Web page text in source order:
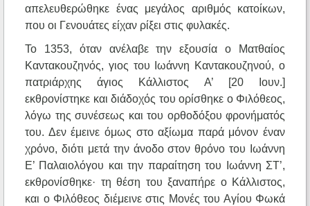
απελευθερώθηκε ένας μεγάλος αριθμός κατοίκων,
που οι Γενουάτες είχαν ρίξει στις φυλακές.
Το 1353, όταν ανέλαβε την εξουσία ο Ματθαίος
Καντακουζηνός, γιος του Ιωάννη Καντακουζηνού, ο
πατριάρχης άγιος Κάλλιστος Α’ [20 Ιουν.]
εκθρονίστηκε και διάδοχός του ορίσθηκε ο Φιλόθεος,
λόγω της συνέσεως και του ορθοδόξου φρονήματός
του. Δεν έμεινε όμως στο αξίωμα παρά μόνον έναν
χρόνο, διότι μετά την άνοδο στον θρόνο του Ιωάννη
Ε’ Παλαιολόγου και την παραίτηση του Ιωάννη ΣΤ’,
εκθρονίσθηκε· τη θέση του ξαναπήρε ο Κάλλιστος,
και ο Φιλόθεος διέμεινε στις Μονές του Αγίου Φωκά